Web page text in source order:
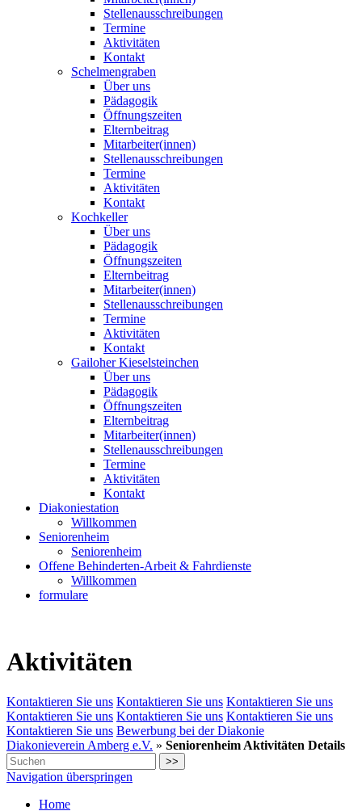
Stellenausschreibungen
Termine
Aktivitäten
Kontakt
Schelmengraben
Über uns
Pädagogik
Öffnungszeiten
Elternbeitrag
Mitarbeiter(innen)
Stellenausschreibungen
Termine
Aktivitäten
Kontakt
Kochkeller
Über uns
Pädagogik
Öffnungszeiten
Elternbeitrag
Mitarbeiter(innen)
Stellenausschreibungen
Termine
Aktivitäten
Kontakt
Gailoher Kieselsteinchen
Über uns
Pädagogik
Öffnungszeiten
Elternbeitrag
Mitarbeiter(innen)
Stellenausschreibungen
Termine
Aktivitäten
Kontakt
Diakoniestation
Willkommen
Seniorenheim
Seniorenheim
Offene Behinderten-Arbeit & Fahrdienste
Willkommen
formulare
Aktivitäten
Kontaktieren Sie uns Kontaktieren Sie uns Kontaktieren Sie uns
Kontaktieren Sie uns Kontaktieren Sie uns Kontaktieren Sie uns
Kontaktieren Sie uns Bewerbung bei der Diakonie
Diakonieverein Amberg e.V. » Seniorenheim Aktivitäten Details
>>
Navigation überspringen
Home